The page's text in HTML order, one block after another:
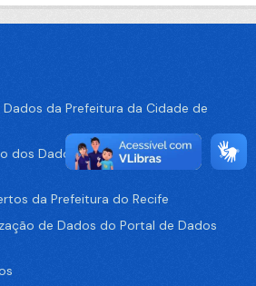
da Prefeitura da Cidade de
dos Dados no Portal de Dados
da Prefeitura do Recife
de Dados do Portal de Dados